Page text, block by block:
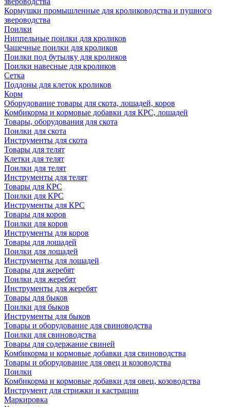
Кормушки промышленные для кролиководства и пушного
звероводства
Поилки
Ниппельные поилки для кроликов
Чашечные поилки для кроликов
Поилки под бутылку для кроликов
Поилки навесные для кроликов
Сетка
Поддоны для клеток кроликов
Корм
Оборудование товары для скота, лошадей, коров
Комбикорма и кормовые добавки для КРС, лошадей
Товары, оборудования для скота
Поилки для скота
Инструменты для скота
Товары для телят
Клетки для телят
Поилки для телят
Инструменты для телят
Товары для КРС
Поилки для КРС
Инструменты для КРС
Товары для коров
Поилки для коров
Инструменты для коров
Товары для лошадей
Поилки для лошадей
Инструменты для лошадей
Товары для жеребят
Поилки для жеребят
Инструменты для жеребят
Товары для быков
Поилки для быков
Инструменты для быков
Товары и оборудование для свиноводства
Поилки для свиноводства
Товары для содержание свиней
Комбикорма и кормовые добавки для свиноводства
Товары и оборудование для овец и козоводства
Поилки
Комбикорма и кормовые добавки для овец, козоводства
Инструмент для стрижки и кастрации
Маркировка